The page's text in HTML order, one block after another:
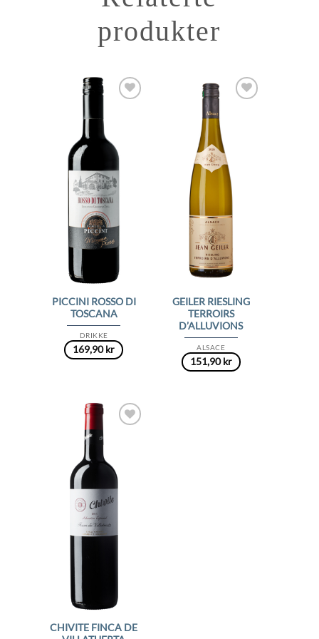
produkter
DRIKKE
PICCINI ROSSO DI
TOSCANA
169,90kr ALSACE
GEILER RIESLING
TERROIRS
D’ALLUVIONS
151,90kr
CHIVITE FINCA DE